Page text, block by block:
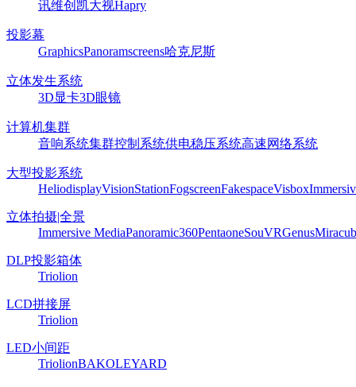
讯维创凯大视Hapry
投影幕
GraphicsPanoramscreens哈克尼斯
立体发生系统
3D显卡3D眼镜
计算机集群
音响系统集群控制系统供电稳压系统高速网络系统
大型投影系统
HeliodisplayVisionStationFogscreenFakespaceVisbox
立体拍摄|全景
Immersive MediaPanoramic360PentaoneSouVRGenus
DLP投影箱体
Triolion
LCD拼接屏
Triolion
LED小间距
TriolionBAKOLEYARD